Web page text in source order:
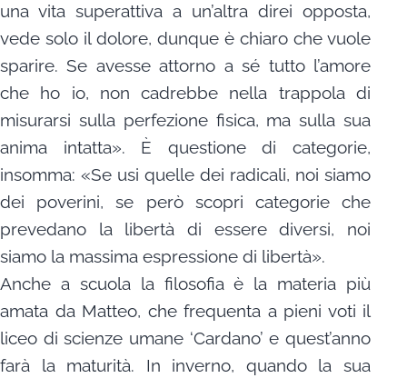
una vita superattiva a un’altra direi opposta,
vede solo il dolore, dunque è chiaro che vuole
sparire. Se avesse attorno a sé tutto l’amore
che ho io, non cadrebbe nella trappola di
misurarsi sulla perfezione fisica, ma sulla sua
anima intatta». È questione di categorie,
insomma: «Se usi quelle dei radicali, noi siamo
dei poverini, se però scopri categorie che
prevedano la libertà di essere diversi, noi
siamo la massima espressione di libertà».
Anche a scuola la filosofia è la materia più
amata da Matteo, che frequenta a pieni voti il
liceo di scienze umane ‘Cardano’ e quest’anno
farà la maturità. In inverno, quando la sua